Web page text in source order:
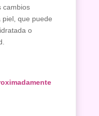
cambios
que puede
o